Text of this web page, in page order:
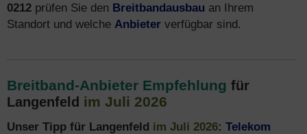
0212 prüfen Sie den Breitbandausbau an Ihrem
Standort und welche Anbieter verfügbar sind.
Breitband-Anbieter Empfehlung für
Langenfeld im Juli 2026
Unser Tipp für Langenfeld im Juli 2026: Telekom